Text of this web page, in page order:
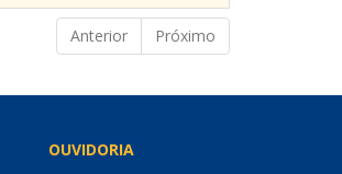
Anterior Próximo
OUVIDORIA